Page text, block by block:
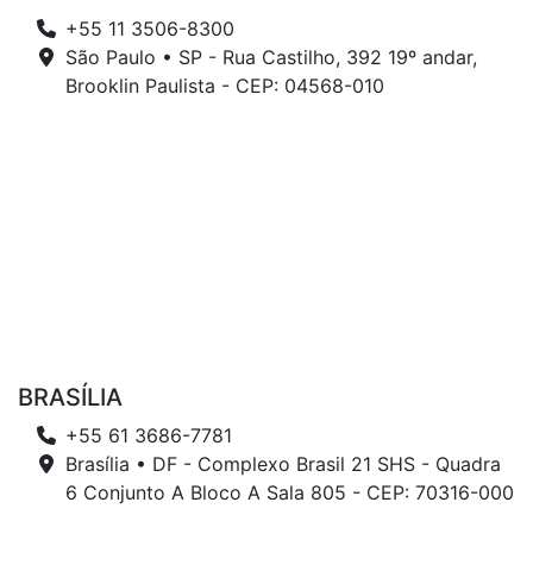
+55 11 3506-8300
São Paulo • SP - Rua Castilho, 392 19º andar,
Brooklin Paulista - CEP: 04568-010
BRASÍLIA
+55 61 3686-7781
Brasília • DF - Complexo Brasil 21 SHS - Quadra
6 Conjunto A Bloco A Sala 805 - CEP: 70316-000